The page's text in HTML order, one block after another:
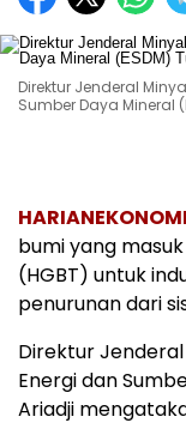
Direktur Jenderal
Sumber Daya Mineral
bumi yang
(HGBT) untuk
penurunan dari
Direktur
Energi dan
Ariadji